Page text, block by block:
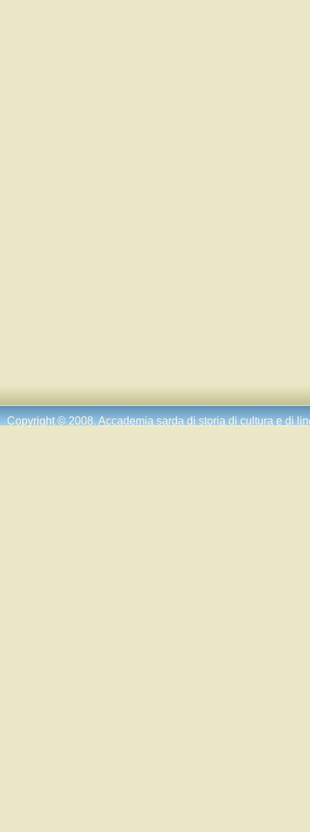
Copyright © 2008.Accademia sarda di storia di cultura e di